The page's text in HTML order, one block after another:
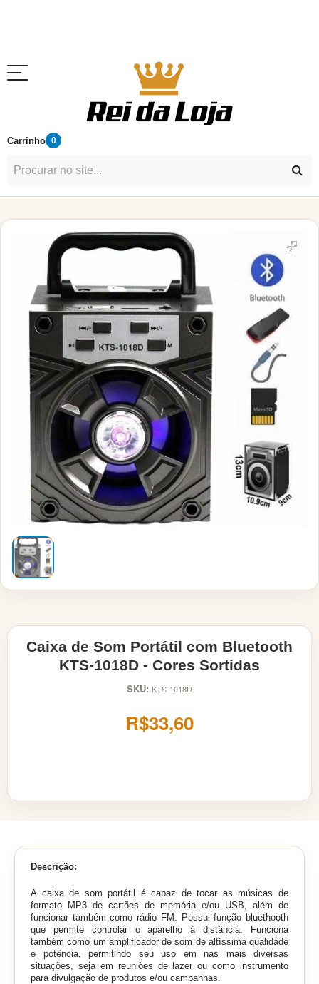
Carrinho 0
Caixa de Som Portátil com Bluetooth
KTS-1018D - Cores Sortidas
SKU: KTS-1018D
R$33,60
Descrição:
A caixa de som portátil é capaz de tocar as músicas de
formato MP3 de cartões de memória e/ou USB, além de
funcionar também como rádio FM. Possui função bluethooth
que permite controlar o aparelho à distância. Funciona
também como um amplificador de som de altíssima qualidade
e potência, permitindo seu uso em nas mais diversas
situações, seja em reuniões de lazer ou como instrumento
para divulgação de produtos e/ou campanhas.